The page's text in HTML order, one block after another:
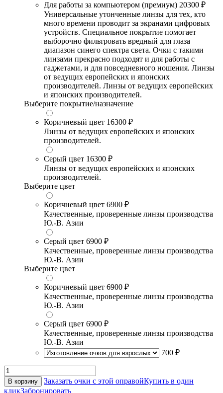
Для работы за компьютером (премиум) 20300 ₽
Универсальные утонченные линзы для тех, кто
много времени проводит за экранами цифровых
устройств. Специальное покрытие помогает
выборочно фильтровать вредный для глаза
диапазон синего спектра света. Очки с такими
линзами прекрасно подходят и для работы с
гаджетами, и для повседневного ношения. Линзы
от ведущих европейских и японских
производителей. Линзы от ведущих европейских
и японских производителей.
Выберите покрытие/назначение
Коричневый цвет 16300 ₽
Линзы от ведущих европейских и японских
производителей.
Серый цвет 16300 ₽
Линзы от ведущих европейских и японских
производителей.
Выберите цвет
Коричневый цвет 6900 ₽
Качественные, проверенные линзы производства
Ю.-В. Азии
Серый цвет 6900 ₽
Качественные, проверенные линзы производства
Ю.-В. Азии
Выберите цвет
Коричневый цвет 6900 ₽
Качественные, проверенные линзы производства
Ю.-В. Азии
Серый цвет 6900 ₽
Качественные, проверенные линзы производства
Ю.-В. Азии
700 ₽
В корзину Заказать очки с этой оправойКупить в один
кликЗабронировать